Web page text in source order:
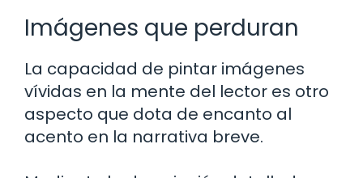
Imágenes que perduran
La capacidad de pintar imágenes
vívidas en la mente del lector es otro
aspecto que dota de encanto al
acento en la narrativa breve.